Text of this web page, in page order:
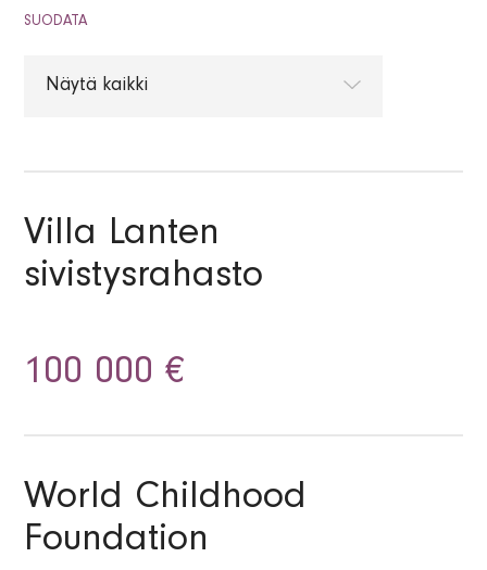
Villa Lanten
sivistysrahasto
100 000 €
World Childhood
Foundation
SUODATA
Näytä kaikki